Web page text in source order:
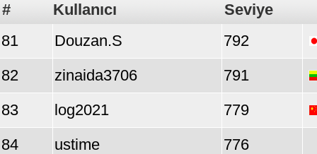
# Kullanıcı
Seviye
81
Douzan.S
792
82
zinaida3706
791
83
log2021
779
84
ustime
776